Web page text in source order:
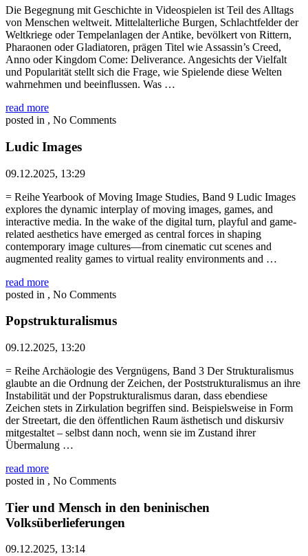
Die Begegnung mit Geschichte in Videospielen ist Teil des Alltags
von Menschen weltweit. Mittelalterliche Burgen, Schlachtfelder der
Weltkriege oder Tempelanlagen der Antike, bevölkert von Rittern,
Pharaonen oder Gladiatoren, prägen Titel wie Assassin’s Creed,
Anno oder Kingdom Come: Deliverance. Angesichts der Vielfalt
und Popularität stellt sich die Frage, wie Spielende diese Welten
wahrnehmen und beeinflussen. Was …
read more
posted in , No Comments
Ludic Images
09.12.2025, 13:29
= Reihe Yearbook of Moving Image Studies, Band 9 Ludic Images
explores the dynamic interplay of moving images, games, and
interactive media. In the wake of the digital turn, playful and game-
related aesthetics have emerged as central forces in shaping
contemporary image cultures—from cinematic cut scenes and
augmented reality games to virtual reality environments and …
read more
posted in , No Comments
Popstrukturalismus
09.12.2025, 13:20
= Reihe Archäologie des Vergnügens, Band 3 Der Strukturalismus
glaubte an die Ordnung der Zeichen, der Poststrukturalismus an ihre
Instabilität und der Popstrukturalismus daran, dass ebendiese
Zeichen stets in Zirkulation begriffen sind. Beispielsweise in Form
der Streetart, die den öffentlichen Raum ästhetisch und diskursiv
mitgestaltet – selbst dann noch, wenn sie im Zustand ihrer
Übermalung …
read more
posted in , No Comments
Tier und Mensch in den beninischen
Volksüberlieferungen
09.12.2025, 13:14